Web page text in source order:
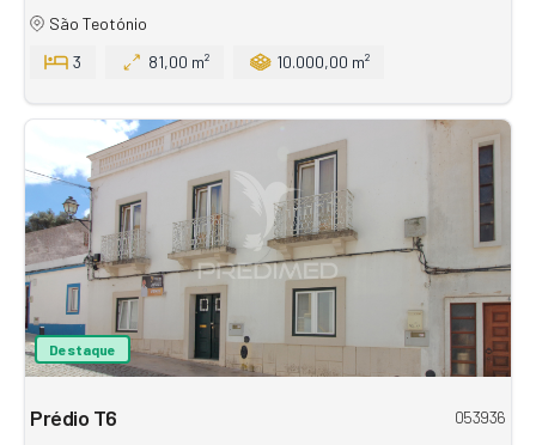
São Teotónio
3
81,00 m² 10.000,00 m²
Destaque
Prédio T6 053936